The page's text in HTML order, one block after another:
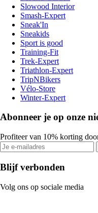
Slowood Interior
Smash-Expert
Sneak'In
Sneakids
Sport is good
Training-Fit
Trek-Expert
Triathlon-Expert
TripNBikers
Vélo-Store
Winter-Expert
Abonneer je op onze
Profiteer van 10% korting
Blijf verbonden
Volg ons op sociale media